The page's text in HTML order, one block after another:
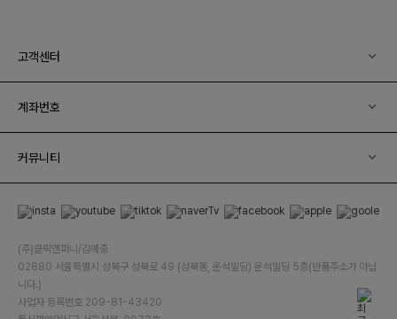
고객센터
계좌번호
커뮤니티
(주)클릭앤퍼니/김예중
02880 서울특별시 성북구 성북로 49 (성북동, 운석빌딩) 운석빌딩 5층(반품주소가 아닙
니다.)
사업자 등록번호 209-81-43420